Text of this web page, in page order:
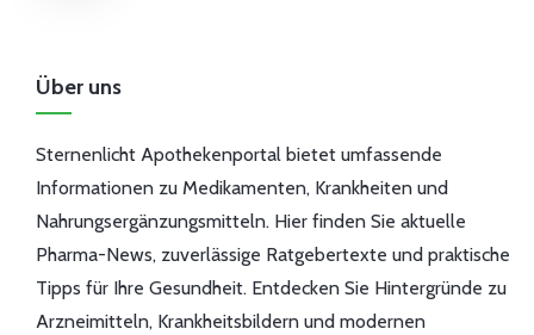
Über uns
Sternenlicht Apothekenportal bietet umfassende
Informationen zu Medikamenten, Krankheiten und
Nahrungsergänzungsmitteln. Hier finden Sie aktuelle
Pharma-News, zuverlässige Ratgebertexte und praktische
Tipps für Ihre Gesundheit. Entdecken Sie Hintergründe zu
Arzneimitteln, Krankheitsbildern und modernen